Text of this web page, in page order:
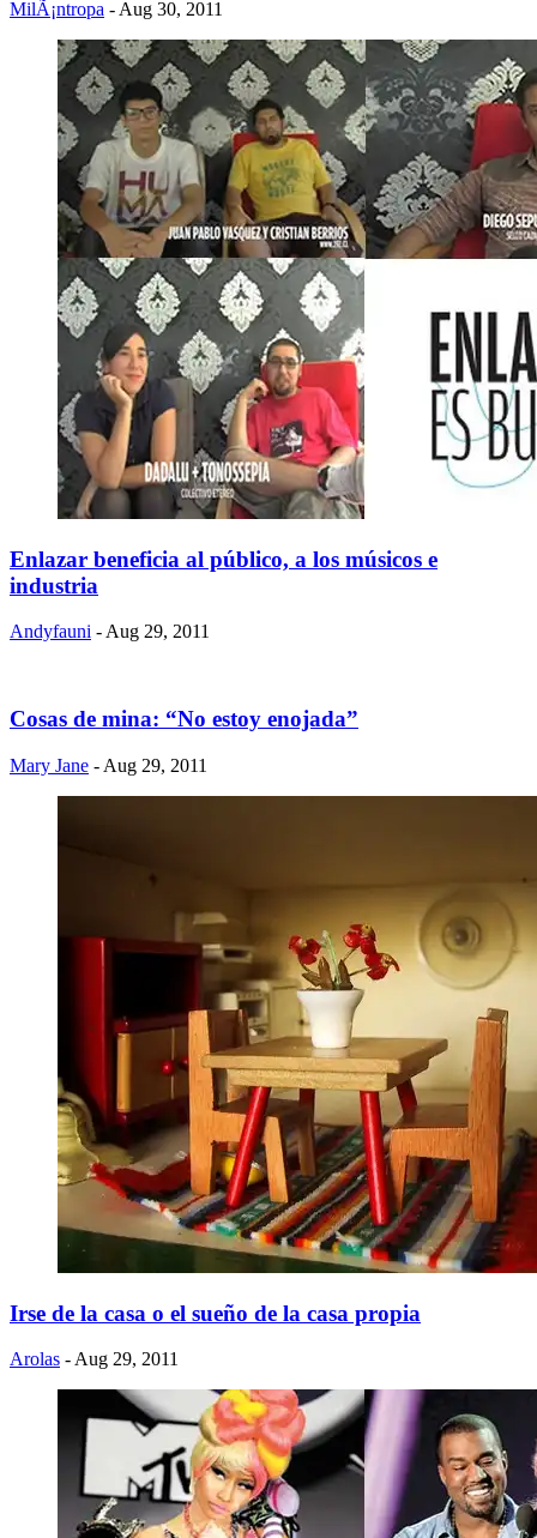
MilÃ¡ntropa - Aug 30, 2011
Enlazar beneficia al público, a los músicos e
industria
Andyfauni - Aug 29, 2011
Cosas de mina: “No estoy enojada”
Mary Jane - Aug 29, 2011
Irse de la casa o el sueño de la casa propia
Arolas - Aug 29, 2011